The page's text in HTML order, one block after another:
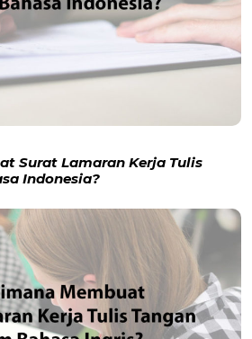
Surat Lamaran Kerja Tulis
Indonesia?